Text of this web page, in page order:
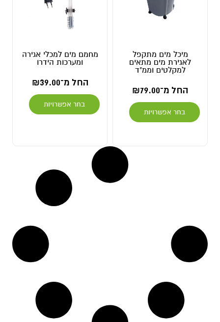
מיכל מים מתקפל
לאגירת מים מתאים
למקלטים וממ"ד
החל מ־ ₪79.00
בחר אפשרויות
מחמם מים למכלי אגירה
ומערכות הידרו
החל מ־ ₪39.00
בחר אפשרויות